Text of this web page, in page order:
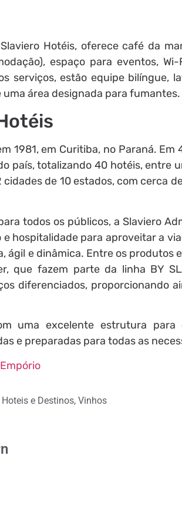
Hotéis, oferece café da
espaço para eventos,
serviços, estão equipe bilíngue,
área designada para fumantes.
1981, em Curitiba, no Paraná. Em
país, totalizando 40 hotéis, entre
de 10 estados, com cerca
todos os públicos, a Slaviero
hospitalidade para aproveitar a
ágil e dinâmica. Entre os produtos
que fazem parte da linha BY
diferenciados, proporcionando
uma excelente estrutura para
e preparadas para todas as
Hoteis e Destinos, Vinhos